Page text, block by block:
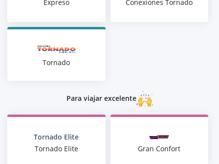
Expreso Conexiones Tornado
Tornado
Para viajar excelente
Tornado Elite
Tornado Elite
Gran Confort